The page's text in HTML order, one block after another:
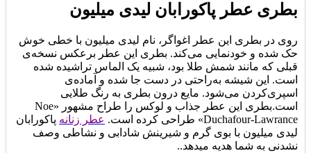
بطری عطر پاکورابان لیدی میلیون
روی در بطری این عطر اغواگر، نام لیدی میلیون با خطی خوش
حک شده و خودنمایی می‌کند. بطری این عطر برعکس نسخه‌ی
قبلی که مانند شمش طلا بود، شبیه یک الماس تراشیده شده
است. این شیشه به‌راحتی در دست جا شده و آماده‌ی
اسپری‌کردن می‌شود. مایع درون بطری به رنگ طلایی
است.بطری این عطر جذاب و لوکس را طراح مشهور «Noe
Duchafour-Lawrance» طراحی کرده است.
عطر زنانه پاکورابان
لیدی میلیون با بوی گرم و شیرینش شادابی و نشاطی وصف
نشدنی به شما هدیه میدهد..